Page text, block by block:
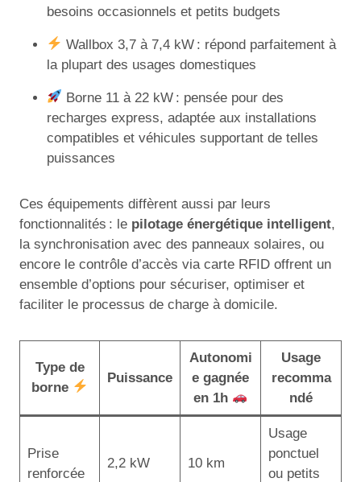
besoins occasionnels et petits budgets
Wallbox 3,7 à 7,4 kW : répond parfaitement à
la plupart des usages domestiques
Borne 11 à 22 kW : pensée pour des
recharges express, adaptée aux installations
compatibles et véhicules supportant de telles
puissances
Ces équipements diffèrent aussi par leurs
fonctionnalités : le pilotage énergétique intelligent,
la synchronisation avec des panneaux solaires, ou
encore le contrôle d’accès via carte RFID offrent un
ensemble d’options pour sécuriser, optimiser et
faciliter le processus de charge à domicile.
Type de
borne
Puissance
Autonomi
e gagnée
en 1h
Usage
recomma
ndé
Prise
renforcée
2,2 kW 10 km
Usage
ponctuel
ou petits